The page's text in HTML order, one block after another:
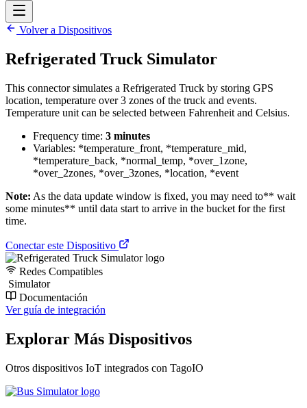
Volver a Dispositivos
Refrigerated Truck Simulator
This connector simulates a Refrigerated Truck by storing GPS
location, temperature over 3 zones of the truck and events.
Temperature unit can be selected between Fahrenheit and Celsius.
Frequency time: 3 minutes
Variables: *temperature_front, *temperature_mid,
*temperature_back, *normal_temp, *over_1zone,
*over_2zones, *over_3zones, *location, *event
Note: As the data update window is fixed, you may need to** wait
some minutes** until data start to arrive in the bucket for the first
time.
Conectar este Dispositivo
Redes Compatibles
Simulator
Documentación
Ver guía de integración
Explorar Más Dispositivos
Otros dispositivos IoT integrados con TagoIO